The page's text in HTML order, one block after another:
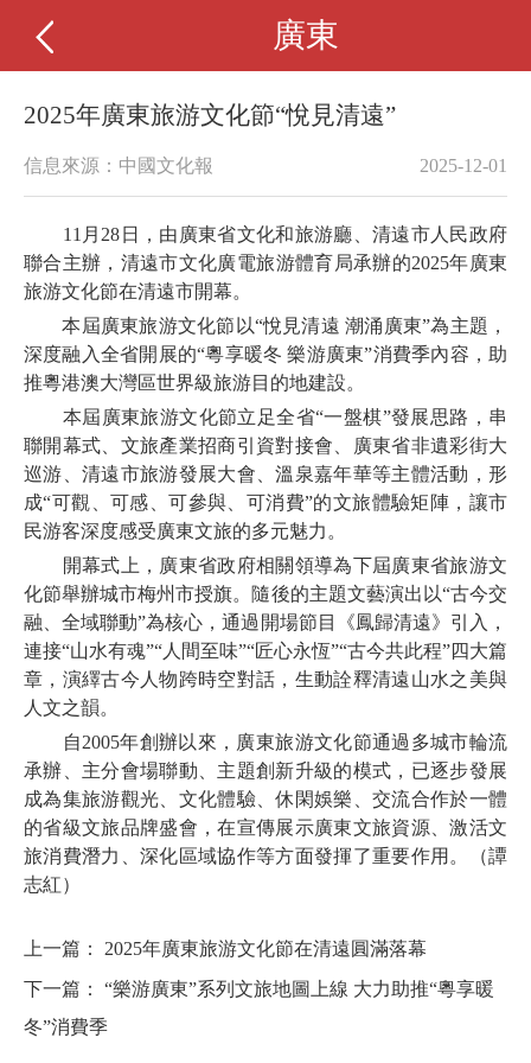
廣東
2025年廣東旅游文化節“悅見清遠”
信息來源：中國文化報 2025-12-01
11月28日，由廣東省文化和旅游廳、清遠市人民政府
聯合主辦，清遠市文化廣電旅游體育局承辦的2025年廣東
旅游文化節在清遠市開幕。
本屆廣東旅游文化節以“悅見清遠 潮涌廣東”為主題，
深度融入全省開展的“粵享暖冬 樂游廣東”消費季內容，助
推粵港澳大灣區世界級旅游目的地建設。
本屆廣東旅游文化節立足全省“一盤棋”發展思路，串
聯開幕式、文旅產業招商引資對接會、廣東省非遺彩街大
巡游、清遠市旅游發展大會、溫泉嘉年華等主體活動，形
成“可觀、可感、可參與、可消費”的文旅體驗矩陣，讓市
民游客深度感受廣東文旅的多元魅力。
開幕式上，廣東省政府相關領導為下屆廣東省旅游文
化節舉辦城市梅州市授旗。隨後的主題文藝演出以“古今交
融、全域聯動”為核心，通過開場節目《鳳歸清遠》引入，
連接“山水有魂”“人間至味”“匠心永恆”“古今共此程”四大篇
章，演繹古今人物跨時空對話，生動詮釋清遠山水之美與
人文之韻。
自2005年創辦以來，廣東旅游文化節通過多城市輪流
承辦、主分會場聯動、主題創新升級的模式，已逐步發展
成為集旅游觀光、文化體驗、休閑娛樂、交流合作於一體
的省級文旅品牌盛會，在宣傳展示廣東文旅資源、激活文
旅消費潛力、深化區域協作等方面發揮了重要作用。（譚
志紅）
上一篇： 2025年廣東旅游文化節在清遠圓滿落幕
下一篇： “樂游廣東”系列文旅地圖上線 大力助推“粵享暖
冬”消費季